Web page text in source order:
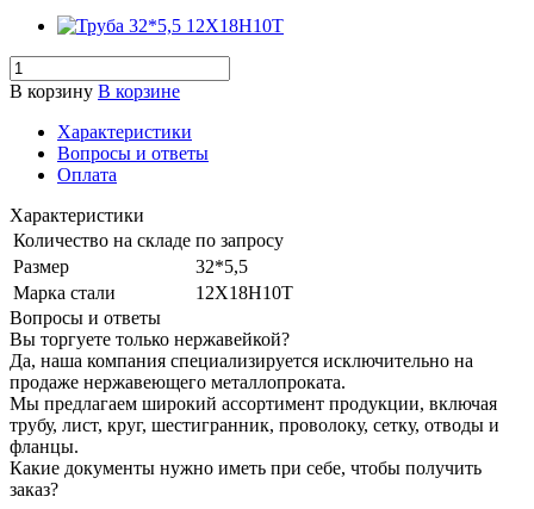
В корзину В корзине
Характеристики
Вопросы и ответы
Оплата
Характеристики
Количество на складе по запросу
Размер
32*5,5
Марка стали
12Х18Н10Т
Вопросы и ответы
Вы торгуете только нержавейкой?
Да, наша компания специализируется исключительно на
продаже нержавеющего металлопроката.
Мы предлагаем широкий ассортимент продукции, включая
трубу, лист, круг, шестигранник, проволоку, сетку, отводы и
фланцы.
Какие документы нужно иметь при себе, чтобы получить
заказ?